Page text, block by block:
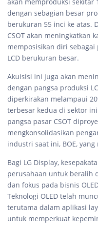
dengan sebagian besar
berukuran 55 inci ke atas.
CSOT akan meningkatkan
memposisikan diri
LCD berukuran besar.
Akuisisi ini juga akan
dengan pangsa produksi
diperkirakan melampaui
terbesar kedua di sektor
pangsa pasar CSOT
mengkonsolidasikan
industri saat ini, BOE,
Bagi LG Display,
perusahaan untuk beralih
dan fokus pada bisnis
Teknologi OLED telah
terutama dalam aplikasi
untuk memperkuat